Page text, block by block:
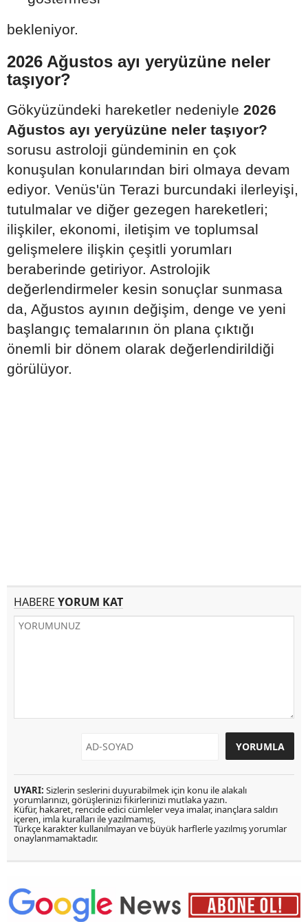
bekleniyor.
2026 Ağustos ayı yeryüzüne neler
taşıyor?
Gökyüzündeki hareketler nedeniyle 2026
Ağustos ayı yeryüzüne neler taşıyor?
sorusu astroloji gündeminin en çok
konuşulan konularından biri olmaya devam
ediyor. Venüs'ün Terazi burcundaki ilerleyişi,
tutulmalar ve diğer gezegen hareketleri;
ilişkiler, ekonomi, iletişim ve toplumsal
gelişmelere ilişkin çeşitli yorumları
beraberinde getiriyor. Astrolojik
değerlendirmeler kesin sonuçlar sunmasa
da, Ağustos ayının değişim, denge ve yeni
başlangıç temalarının ön plana çıktığı
önemli bir dönem olarak değerlendirildiği
görülüyor.
HABERE YORUM KAT
UYARI: Sizlerin seslerini duyurabilmek için konu ile alakalı
yorumlarınızı, görüşlerinizi fikirlerinizi mutlaka yazın.
Küfür, hakaret, rencide edici cümleler veya imalar, inançlara saldırı
içeren, imla kuralları ile yazılmamış,
Türkçe karakter kullanılmayan ve büyük harflerle yazılmış yorumlar
onaylanmamaktadır.